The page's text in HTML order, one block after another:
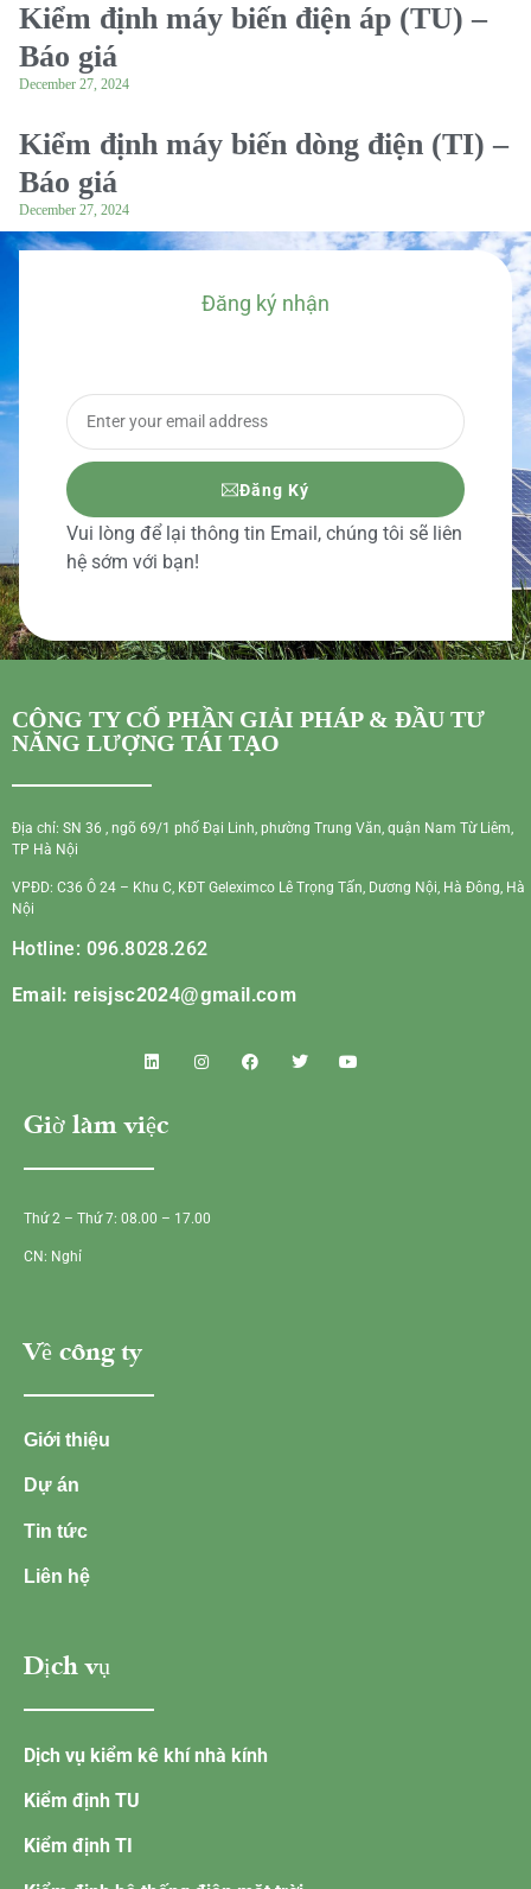
Kiểm định máy biến điện áp (TU) –
Báo giá
December 27, 2024
Kiểm định máy biến dòng điện (TI) –
Báo giá
December 27, 2024
Đăng ký nhận
Đăng Ký
Vui lòng để lại thông tin Email, chúng tôi sẽ liên
hệ sớm với bạn!
CÔNG TY CỔ PHẦN GIẢI PHÁP & ĐẦU TƯ
NĂNG LƯỢNG TÁI TẠO
Địa chỉ: SN 36 , ngõ 69/1 phố Đại Linh, phường Trung Văn, quận Nam Từ Liêm,
TP Hà Nội
VPĐD: C36 Ô 24 – Khu C, KĐT Geleximco Lê Trọng Tấn, Dương Nội, Hà Đông, Hà
Nội
Hotline: 096.8028.262
Email: reisjsc2024@gmail.com
Giờ làm việc
Thứ 2 – Thứ 7: 08.00 – 17.00
CN: Nghỉ
Về công ty
Giới thiệu
Dự án
Tin tức
Liên hệ
Dịch vụ
Dịch vụ kiểm kê khí nhà kính
Kiểm định TU
Kiểm định TI